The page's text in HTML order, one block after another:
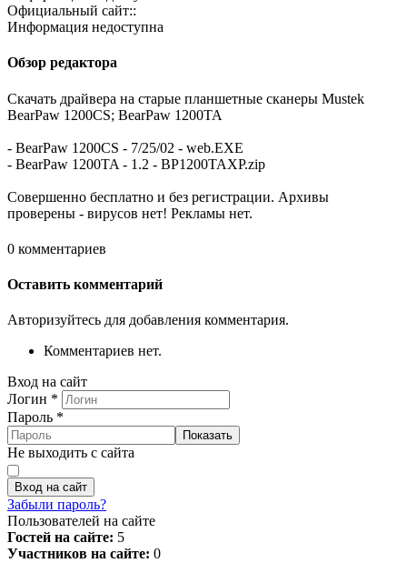
Официальный сайт::
Информация недоступна
Обзор редактора
Скачать драйвера на старые планшетные сканеры Mustek
BearPaw 1200CS; BearPaw 1200TA
- BearPaw 1200CS - 7/25/02 - web.EXE
- BearPaw 1200TA - 1.2 - BP1200TAXP.zip
Совершенно бесплатно и без регистрации. Архивы
проверены - вирусов нет! Рекламы нет.
0 комментариев
Оставить комментарий
Авторизуйтесь для добавления комментария.
Комментариев нет.
Вход на сайт
Логин *
Пароль *
Показать
Не выходить с сайта
Вход на сайт
Забыли пароль?
Пользователей на сайте
Гостей на сайте: 5
Участников на сайте: 0